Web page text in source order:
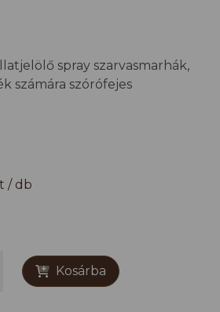
spray szarvasmarhák,
számára szórófejes
/ db
Kosárba